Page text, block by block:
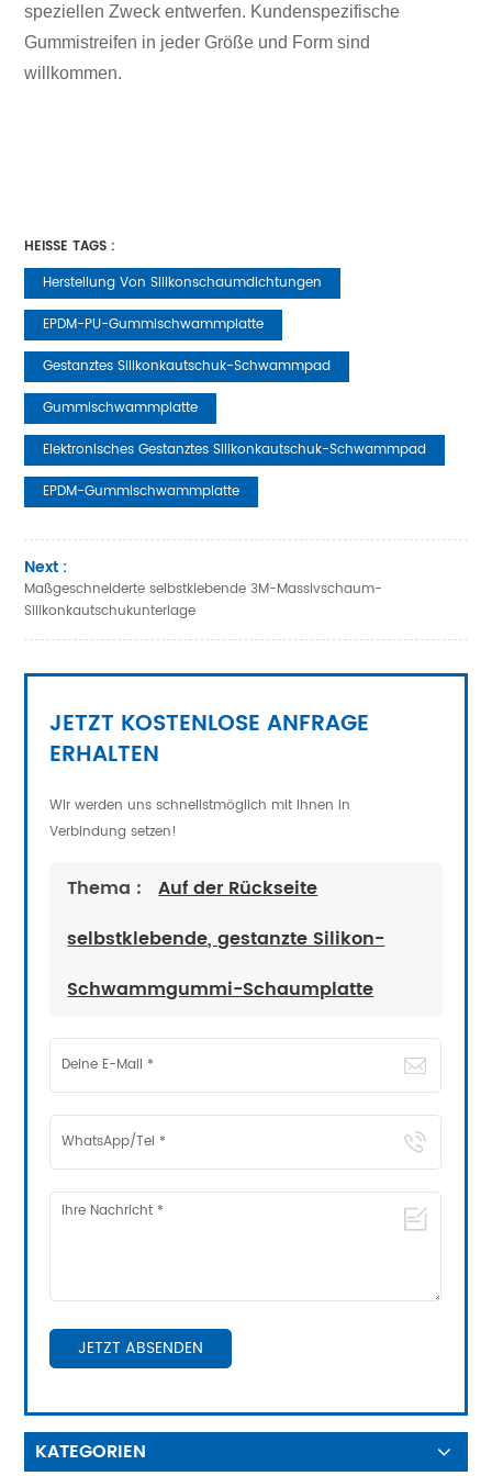
speziellen Zweck entwerfen. Kundenspezifische
Gummistreifen in jeder Größe und Form sind
willkommen.
HEISSE TAGS :
Herstellung Von Silikonschaumdichtungen
EPDM-PU-Gummischwammplatte
Gestanztes Silikonkautschuk-Schwammpad
Gummischwammplatte
Elektronisches Gestanztes Silikonkautschuk-Schwammpad
EPDM-Gummischwammplatte
Next :
Maßgeschneiderte selbstklebende 3M-Massivschaum-
Silikonkautschukunterlage
JETZT KOSTENLOSE ANFRAGE
ERHALTEN
Wir werden uns schnellstmöglich mit Ihnen in
Verbindung setzen!
Thema :
Auf der Rückseite
selbstklebende, gestanzte Silikon-
Schwammgummi-Schaumplatte
JETZT ABSENDEN
KATEGORIEN